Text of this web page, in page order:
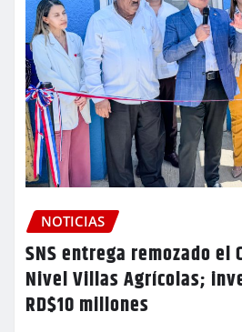
NOTICIAS
SNS entrega remozado el
Nivel Villas Agrícolas;
RD$10 millones